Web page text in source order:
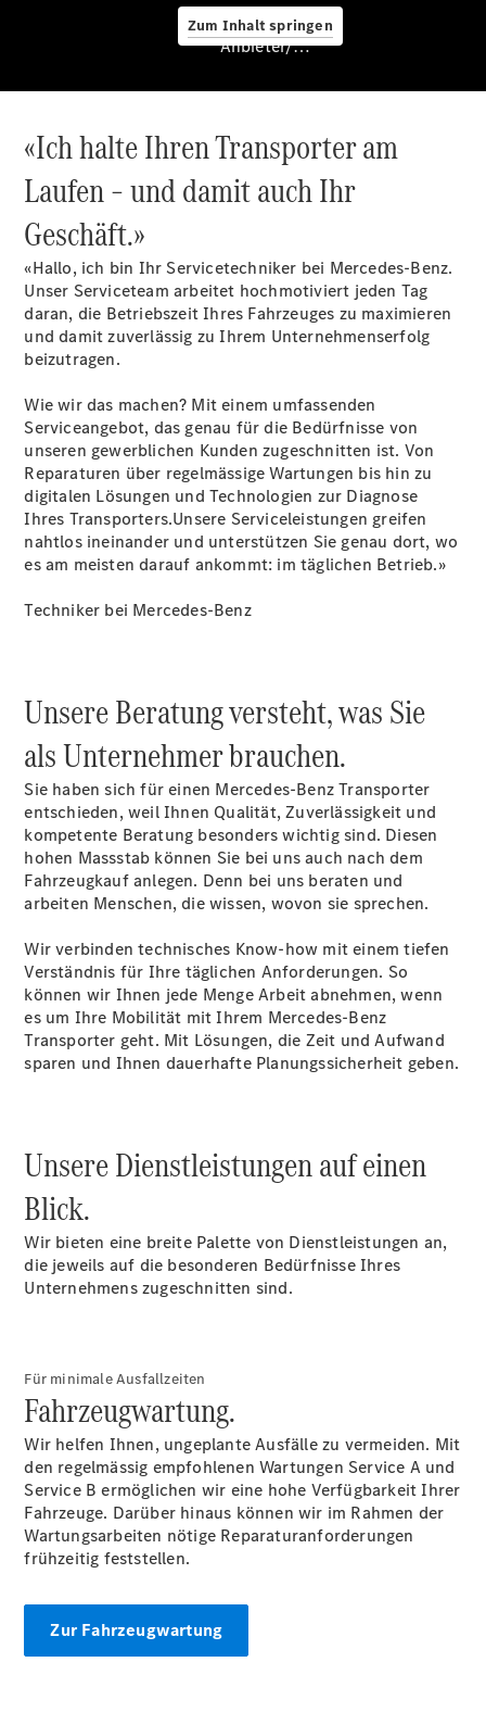
Zum Inhalt springen
Van-Service
Pannenhilfe
und
Kundensupport
Mobilitätslösungen
Intelligente
Fahrzeugsteuerung
Garantie
Original-
QualityService
Digitale
Extras
Servicetermin
buchen
Über uns
Ansprechpartner
Standort &
Öffnungszeiten
buchen
Anbieter/Datenschutz
Anbieter/Datenschutz
«Ich halte Ihren Transporter am
Laufen – und damit auch Ihr
Geschäft.»
«Hallo, ich bin Ihr Servicetechniker bei Mercedes-Benz.
Unser Serviceteam arbeitet hochmotiviert jeden Tag
daran, die Betriebszeit Ihres Fahrzeuges zu maximieren
und damit zuverlässig zu Ihrem Unternehmenserfolg
beizutragen.
Wie wir das machen? Mit einem umfassenden
Serviceangebot, das genau für die Bedürfnisse von
unseren gewerblichen Kunden zugeschnitten ist. Von
Reparaturen über regelmässige Wartungen bis hin zu
digitalen Lösungen und Technologien zur Diagnose
Ihres Transporters.Unsere Serviceleistungen greifen
nahtlos ineinander und unterstützen Sie genau dort, wo
es am meisten darauf ankommt: im täglichen Betrieb.»
Techniker bei Mercedes-Benz
Unsere Beratung versteht, was Sie
als Unternehmer brauchen.
Sie haben sich für einen Mercedes-Benz Transporter
entschieden, weil Ihnen Qualität, Zuverlässigkeit und
kompetente Beratung besonders wichtig sind. Diesen
hohen Massstab können Sie bei uns auch nach dem
Fahrzeugkauf anlegen. Denn bei uns beraten und
arbeiten Menschen, die wissen, wovon sie sprechen.
Wir verbinden technisches Know-how mit einem tiefen
Verständnis für Ihre täglichen Anforderungen. So
können wir Ihnen jede Menge Arbeit abnehmen, wenn
es um Ihre Mobilität mit Ihrem Mercedes-Benz
Transporter geht. Mit Lösungen, die Zeit und Aufwand
sparen und Ihnen dauerhafte Planungssicherheit geben.
Unsere Dienstleistungen auf einen
Blick.
Wir bieten eine breite Palette von Dienstleistungen an,
die jeweils auf die besonderen Bedürfnisse Ihres
Unternehmens zugeschnitten sind.
Für minimale Ausfallzeiten
Fahrzeugwartung.
Wir helfen Ihnen, ungeplante Ausfälle zu vermeiden. Mit
den regelmässig empfohlenen Wartungen Service A und
Service B ermöglichen wir eine hohe Verfügbarkeit Ihrer
Fahrzeuge. Darüber hinaus können wir im Rahmen der
Wartungsarbeiten nötige Reparaturanforderungen
frühzeitig feststellen.
Zur Fahrzeugwartung